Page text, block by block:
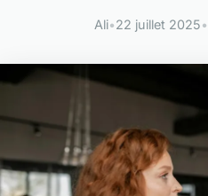
Ali•22 juillet 2025•